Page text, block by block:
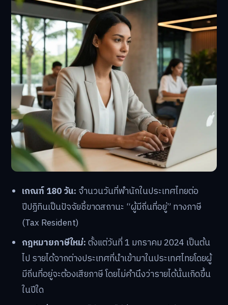
เกณฑ์ 180 วัน: จำนวนวันที่พำนักในประเทศไทยต่อ
ปีปฏิทินเป็นปัจจัยชี้ขาดสถานะ “ผู้มีถิ่นที่อยู่” ทางภาษี
(Tax Resident)
กฎหมายภาษีใหม่:ตั้งแต่วันที่ 1 มกราคม 2024 เป็นต้น
ไป รายได้จากต่างประเทศที่นำเข้ามาในประเทศไทยโดยผู้
มีถิ่นที่อยู่จะต้องเสียภาษี โดยไม่คำนึงว่ารายได้นั้นเกิดขึ้น
ในปีใด